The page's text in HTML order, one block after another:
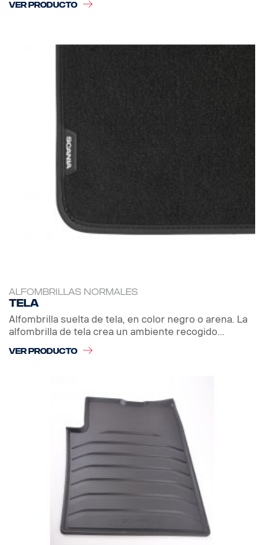
VER PRODUCTO
ALFOMBRILLAS NORMALES
Tela
Alfombrilla suelta de tela, en color negro o arena. La
alfombrilla de tela crea un ambiente recogido...
VER PRODUCTO